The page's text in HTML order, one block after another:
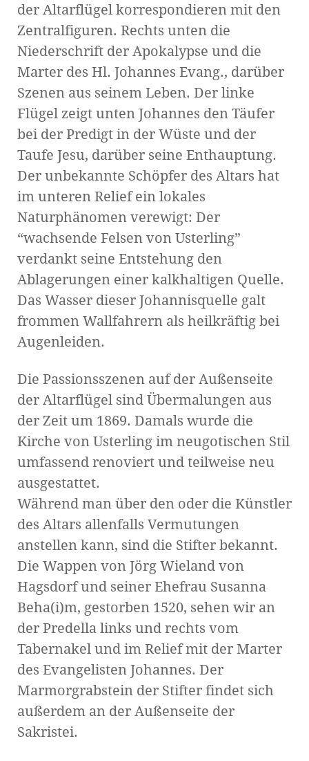
der Altarflügel korrespondieren mit den
Zentralfiguren. Rechts unten die
Niederschrift der Apokalypse und die
Marter des Hl. Johannes Evang., darüber
Szenen aus seinem Leben. Der linke
Flügel zeigt unten Johannes den Täufer
bei der Predigt in der Wüste und der
Taufe Jesu, darüber seine Enthauptung.
Der unbekannte Schöpfer des Altars hat
im unteren Relief ein lokales
Naturphänomen verewigt: Der
“wachsende Felsen von Usterling”
verdankt seine Entstehung den
Ablagerungen einer kalkhaltigen Quelle.
Das Wasser dieser Johannisquelle galt
frommen Wallfahrern als heilkräftig bei
Augenleiden.
Die Passionsszenen auf der Außenseite
der Altarflügel sind Übermalungen aus
der Zeit um 1869. Damals wurde die
Kirche von Usterling im neugotischen Stil
umfassend renoviert und teilweise neu
ausgestattet.
Während man über den oder die Künstler
des Altars allenfalls Vermutungen
anstellen kann, sind die Stifter bekannt.
Die Wappen von Jörg Wieland von
Hagsdorf und seiner Ehefrau Susanna
Beha(i)m, gestorben 1520, sehen wir an
der Predella links und rechts vom
Tabernakel und im Relief mit der Marter
des Evangelisten Johannes. Der
Marmorgrabstein der Stifter findet sich
außerdem an der Außenseite der
Sakristei.